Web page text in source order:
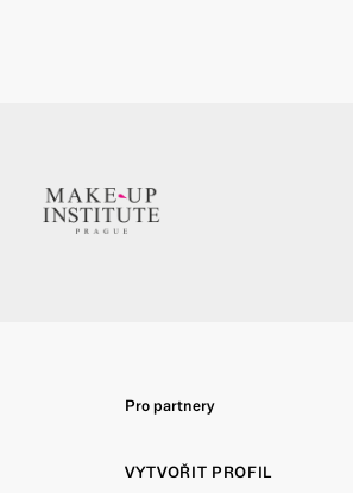
Pro partnery
VYTVOŘIT PROFIL